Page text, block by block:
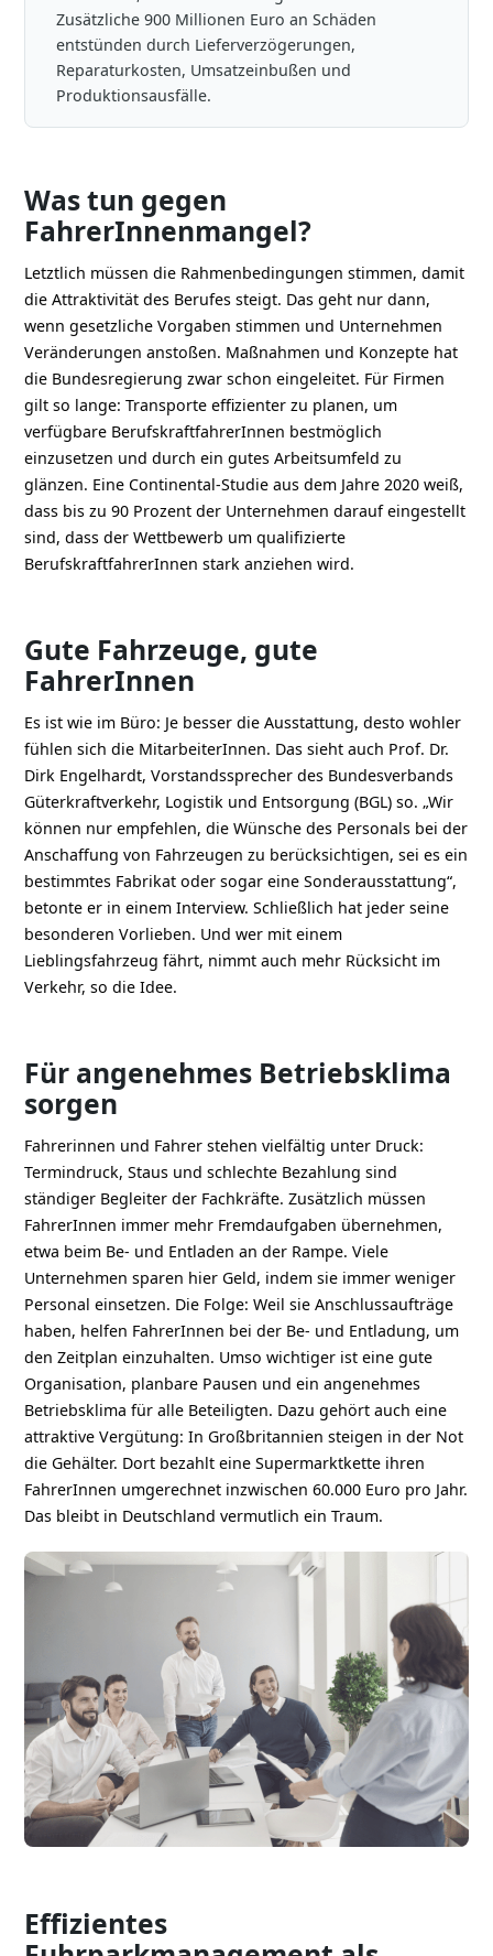
Zusätzliche 900 Millionen Euro an Schäden
entstünden durch Lieferverzögerungen,
Reparaturkosten, Umsatzeinbußen und
Produktionsausfälle.
Was tun gegen
FahrerInnenmangel?
Letztlich müssen die Rahmenbedingungen stimmen, damit
die Attraktivität des Berufes steigt. Das geht nur dann,
wenn gesetzliche Vorgaben stimmen und Unternehmen
Veränderungen anstoßen. Maßnahmen und Konzepte hat
die Bundesregierung zwar schon eingeleitet. Für Firmen
gilt so lange: Transporte effizienter zu planen, um
verfügbare BerufskraftfahrerInnen bestmöglich
einzusetzen und durch ein gutes Arbeitsumfeld zu
glänzen. Eine Continental-Studie aus dem Jahre 2020 weiß,
dass bis zu 90 Prozent der Unternehmen darauf eingestellt
sind, dass der Wettbewerb um qualifizierte
BerufskraftfahrerInnen stark anziehen wird.
Gute Fahrzeuge, gute
FahrerInnen
Es ist wie im Büro: Je besser die Ausstattung, desto wohler
fühlen sich die MitarbeiterInnen. Das sieht auch Prof. Dr.
Dirk Engelhardt, Vorstandssprecher des Bundesverbands
Güterkraftverkehr, Logistik und Entsorgung (BGL) so. „Wir
können nur empfehlen, die Wünsche des Personals bei der
Anschaffung von Fahrzeugen zu berücksichtigen, sei es ein
bestimmtes Fabrikat oder sogar eine Sonderausstattung“,
betonte er in einem Interview. Schließlich hat jeder seine
besonderen Vorlieben. Und wer mit einem
Lieblingsfahrzeug fährt, nimmt auch mehr Rücksicht im
Verkehr, so die Idee.
Für angenehmes Betriebsklima
sorgen
Fahrerinnen und Fahrer stehen vielfältig unter Druck:
Termindruck, Staus und schlechte Bezahlung sind
ständiger Begleiter der Fachkräfte. Zusätzlich müssen
FahrerInnen immer mehr Fremdaufgaben übernehmen,
etwa beim Be- und Entladen an der Rampe. Viele
Unternehmen sparen hier Geld, indem sie immer weniger
Personal einsetzen. Die Folge: Weil sie Anschlussaufträge
haben, helfen FahrerInnen bei der Be- und Entladung, um
den Zeitplan einzuhalten. Umso wichtiger ist eine gute
Organisation, planbare Pausen und ein angenehmes
Betriebsklima für alle Beteiligten. Dazu gehört auch eine
attraktive Vergütung: In Großbritannien steigen in der Not
die Gehälter. Dort bezahlt eine Supermarktkette ihren
FahrerInnen umgerechnet inzwischen 60.000 Euro pro Jahr.
Das bleibt in Deutschland vermutlich ein Traum.
Effizientes